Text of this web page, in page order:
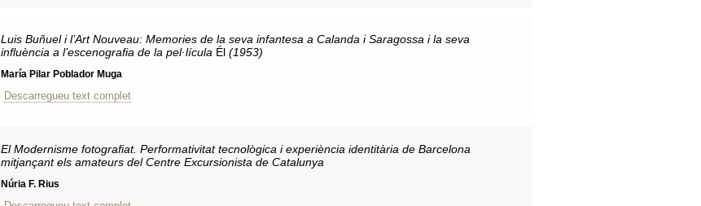
Luis Buñuel i l’Art Nouveau: Memories de la seva infantesa a Calanda i Saragossa i la seva
influència a l’escenografia de la pel·lícula Él(1953)
María Pilar Poblador Muga
Descarregueu text complet
El Modernisme fotografiat. Performativitat tecnològica i experiència identitària de Barcelona
mitjançant els amateurs del Centre Excursionista de Catalunya
Núria F. Rius